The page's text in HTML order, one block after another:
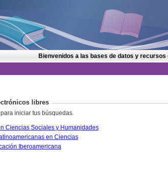
Bienvenidos a las bases de datos y
libres
iniciar tus búsquedas.
CLASE. Citas Latinoamericanas en Ciencias Sociales y Humanidades
PERIÓDICA. Índice de Revistas Latinoamericanas en Ciencias
IRESIE. Base de datos sobre Educación Iberoamericana